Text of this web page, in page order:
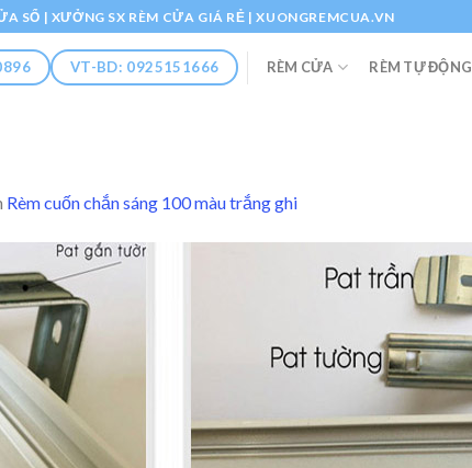
SỔ | XƯỞNG SX RÈM CỬA GIÁ RẺ | XUONGREMCUA.VN
VT-BD: 0925151666 RÈM CỬA RÈM TỰ ĐỘNG
Rèm cuốn chắn sáng 100 màu trắng ghi